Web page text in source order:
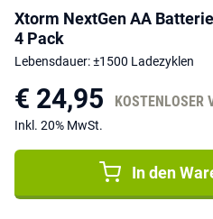
Xtorm NextGen AA
4 Pack
Lebensdauer: ±1500 Ladezyklen
€ 24,95 KOSTENLOSER
Inkl. 20% MwSt.
In den